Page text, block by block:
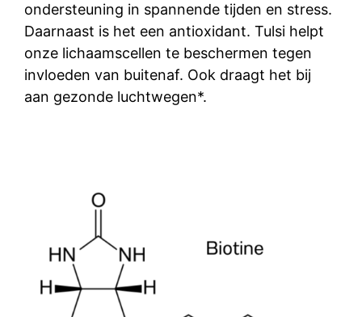
ondersteuning in spannende tijden en stress.
Daarnaast is het een antioxidant. Tulsi helpt
onze lichaamscellen te beschermen tegen
invloeden van buitenaf. Ook draagt het bij
aan gezonde luchtwegen*.